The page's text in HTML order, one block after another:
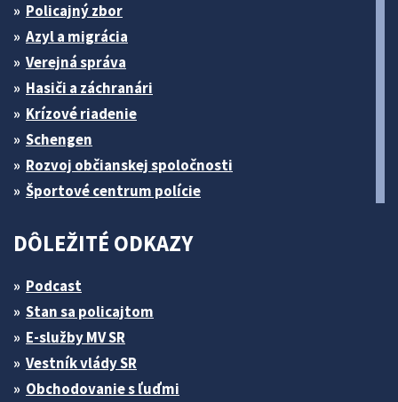
Policajný zbor
Azyl a migrácia
Verejná správa
Hasiči a záchranári
Krízové riadenie
Schengen
Rozvoj občianskej spoločnosti
Športové centrum polície
DÔLEŽITÉ ODKAZY
Podcast
Stan sa policajtom
E-služby MV SR
Vestník vlády SR
Obchodovanie s ľuďmi